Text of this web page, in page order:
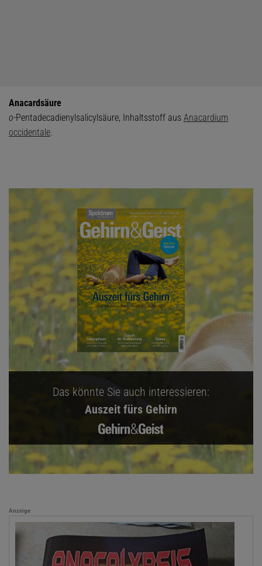
Anacardsäure
o-Pentadecadienylsalicylsäure, Inhaltsstoff aus Anacardium
occidentale.
Das könnte Sie auch interessieren:
Auszeit fürs Gehirn
Anzeige